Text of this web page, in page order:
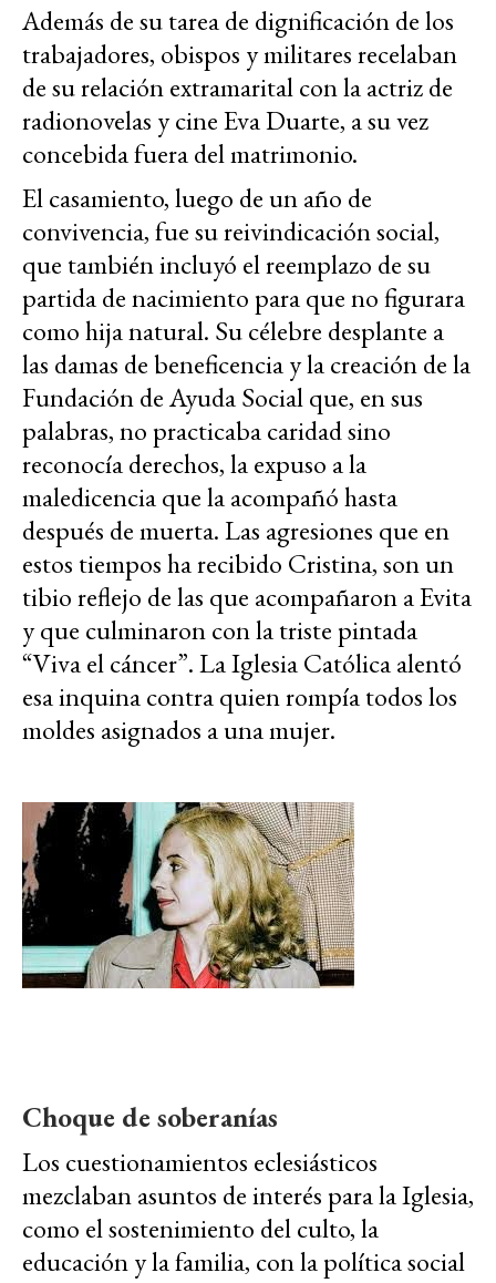
Además de su tarea de dignificación de los
trabajadores, obispos y militares recelaban
de su relación extramarital con la actriz de
radionovelas y cine Eva Duarte, a su vez
concebida fuera del matrimonio.
El casamiento, luego de un año de
convivencia, fue su reivindicación social,
que también incluyó el reemplazo de su
partida de nacimiento para que no figurara
como hija natural. Su célebre desplante a
las damas de beneficencia y la creación de la
Fundación de Ayuda Social que, en sus
palabras, no practicaba caridad sino
reconocía derechos, la expuso a la
maledicencia que la acompañó hasta
después de muerta. Las agresiones que en
estos tiempos ha recibido Cristina, son un
tibio reflejo de las que acompañaron a Evita
y que culminaron con la triste pintada
“Viva el cáncer”. La Iglesia Católica alentó
esa inquina contra quien rompía todos los
moldes asignados a una mujer.
Choque de soberanías
Los cuestionamientos eclesiásticos
mezclaban asuntos de interés para la Iglesia,
como el sostenimiento del culto, la
educación y la familia, con la política social